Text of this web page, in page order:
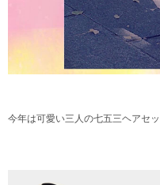
今年は可愛い三人の七五三ヘアセ